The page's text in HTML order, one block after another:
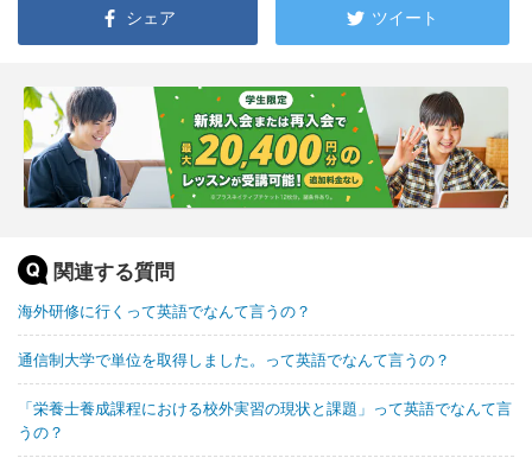
シェア ツイート
関連する質問
海外研修に行くって英語でなんて言うの？
通信制大学で単位を取得しました。って英語でなんて言うの？
「栄養士養成課程における校外実習の現状と課題」って英語でなんて言
うの？